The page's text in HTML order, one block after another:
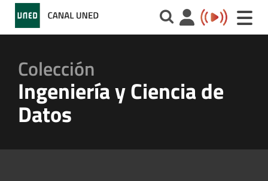
Toggle
Colección
Ingeniería y Ciencia de
Datos